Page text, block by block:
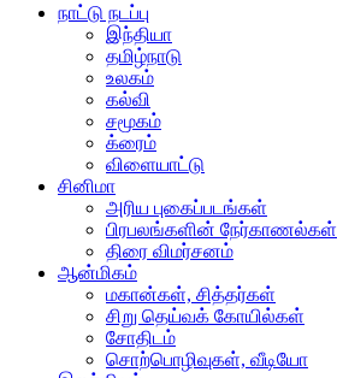
நாட்டு நடப்பு
இந்தியா
தமிழ்நாடு
உலகம்
கல்வி
சமூகம்
க்ரைம்
விளையாட்டு
சினிமா
அரிய புகைப்படங்கள்
பிரபலங்களின் நேர்காணல்கள்
திரை விமர்சனம்
ஆன்மிகம்
மகான்கள், சித்தர்கள்
சிறு தெய்வக் கோயில்கள்
சோதிடம்
சொற்பொழிவுகள், வீடியோ